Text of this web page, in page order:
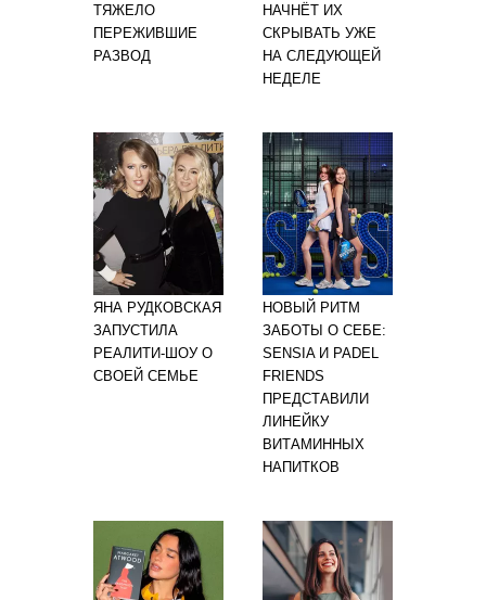
ТЯЖЕЛО
ПЕРЕЖИВШИЕ
РАЗВОД
НАЧНЁТ ИХ
СКРЫВАТЬ УЖЕ
НА СЛЕДУЮЩЕЙ
НЕДЕЛЕ
ЯНА РУДКОВСКАЯ
ЗАПУСТИЛА
РЕАЛИТИ-ШОУ О
СВОЕЙ СЕМЬЕ
НОВЫЙ РИТМ
ЗАБОТЫ О СЕБЕ:
SENSIA И PADEL
FRIENDS
ПРЕДСТАВИЛИ
ЛИНЕЙКУ
ВИТАМИННЫХ
НАПИТКОВ